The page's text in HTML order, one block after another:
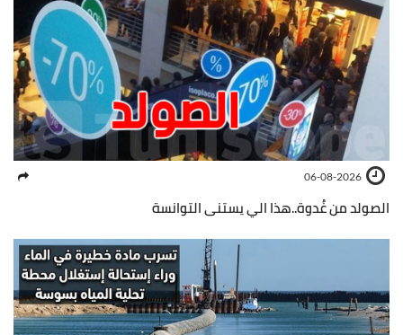
06-08-2026
الصولد من غُدوة..هذا الي يستنى التوانسة